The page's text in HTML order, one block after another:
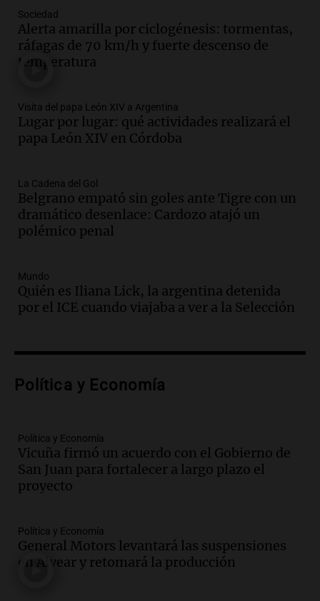
Audio.
centro de esquí Penitentes Park tras
siete años de cierre por falta de nieve
Panorama Federal
Audio.Madres en Rosario piden por la
ley Joaquín.
Viva la Radio Rosario
Audio. Juan Pedro Colombo, rematador
de hacienda: “Las tecnologías no
reemplazan el contacto con la gente”
La Argentina, hoy
Audio.
un pozo de 17 metros en Nueva Córdoba
Panorama Federal
Audio.Lanzamiento del Tigo 7 CSH: el
al mercado argentino
Audio.Perito Moreno recibe la Copa
Mundial de Natación de Invierno con
récords y atletas de 20 países
Amamos Argentina
Audio.Conductor imputado por
accidente fatal en San Luis dejó tres
jóvenes muertos y un herido grave
Sociedad
Alerta amarilla por ciclogénesis: tormentas,
ráfagas de 70 km/h y fuerte descenso de
temperatura
Visita del papa León XIV a Argentina
Lugar por lugar: qué actividades realizará el
papa León XIV en Córdoba
La Cadena del Gol
Belgrano empató sin goles ante Tigre con un
dramático desenlace: Cardozo atajó un
polémico penal
Mundo
Quién es Iliana Lick, la argentina detenida
por el ICE cuando viajaba a ver a la Selección
Política y Economía
Política y Economía
Vicuña firmó un acuerdo con el Gobierno de
San Juan para fortalecer a largo plazo el
proyecto
Política y Economía
General Motors levantará las suspensiones
en Alvear y retomará la producción